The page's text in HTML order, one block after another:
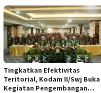
Tingkatkan Efektivitas
Teritorial, Kodam II/Swj Buka
Kegiatan Pengembangan